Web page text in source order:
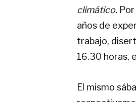
climático.
años de
trabajo,
16.30 horas,
El mismo